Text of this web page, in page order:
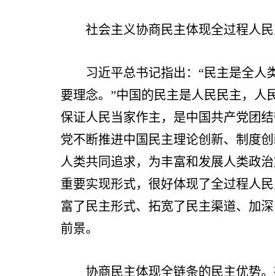
社会主义协商民主体现全过程人民
习近平总书记指出：“民主是全人
要理念。”中国的民主是人民民主，
保证人民当家作主，是中国共产党团
党不断推进中国民主理论创新、制度
人类共同追求，为丰富和发展人类政
重要实现形式，很好体现了全过程人
富了民主形式、拓宽了民主渠道、加
前景。
协商民主体现全链条的民主优势。